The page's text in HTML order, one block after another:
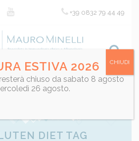
+39 0832 79 44 49
DIET TAG
ESTIVA 2026
chiuso da sabato 8 agosto
26 agosto.
CHIUDI